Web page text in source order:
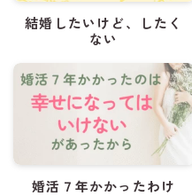
結婚したいけど、したく
ない
婚活７年かかったわけ